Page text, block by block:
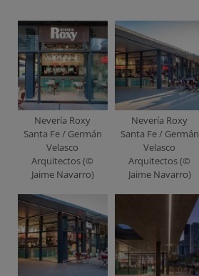
Nevería Roxy
Santa Fe / Germán
Velasco
Arquitectos (©
Jaime Navarro)
Nevería Roxy
Santa Fe / Germán
Velasco
Arquitectos (©
Jaime Navarro)